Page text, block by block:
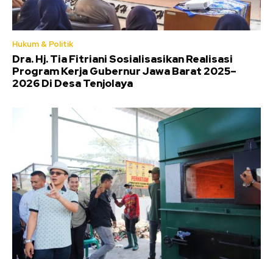
Hukum & Politik
Dra. Hj. Tia Fitriani Sosialisasikan Realisasi
Program Kerja Gubernur Jawa Barat 2025–
2026 Di Desa Tenjolaya